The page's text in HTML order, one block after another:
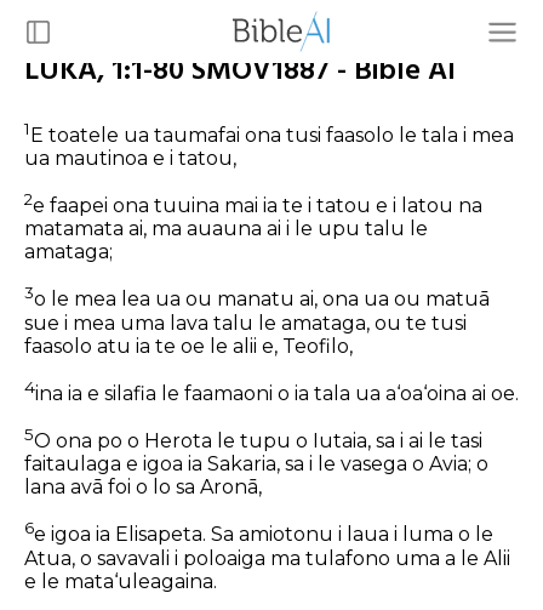
LUKA, 1:1-80 SMOV1887 - Bible AI
1E toatele ua taumafai ona tusi faasolo le tala i mea
ua mautinoa e i tatou,
2e faapei ona tuuina mai ia te i tatou e i latou na
matamata ai, ma auauna ai i le upu talu le
amataga;
3o le mea lea ua ou manatu ai, ona ua ou matuā
sue i mea uma lava talu le amataga, ou te tusi
faasolo atu ia te oe le alii e, Teofilo,
4ina ia e silafia le faamaoni o ia tala ua a‘oa‘oina ai oe.
5O ona po o Herota le tupu o Iutaia, sa i ai le tasi
faitaulaga e igoa ia Sakaria, sa i le vasega o Avia; o
lana avā foi o lo sa Aronā,
6e igoa ia Elisapeta. Sa amiotonu i laua i luma o le
Atua, o savavali i poloaiga ma tulafono uma a le Alii
e le mata‘uleagaina.